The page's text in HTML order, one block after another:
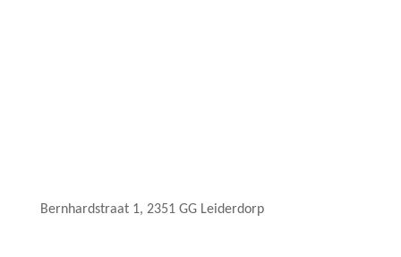
Bernhardstraat 1, 2351 GG Leiderdorp